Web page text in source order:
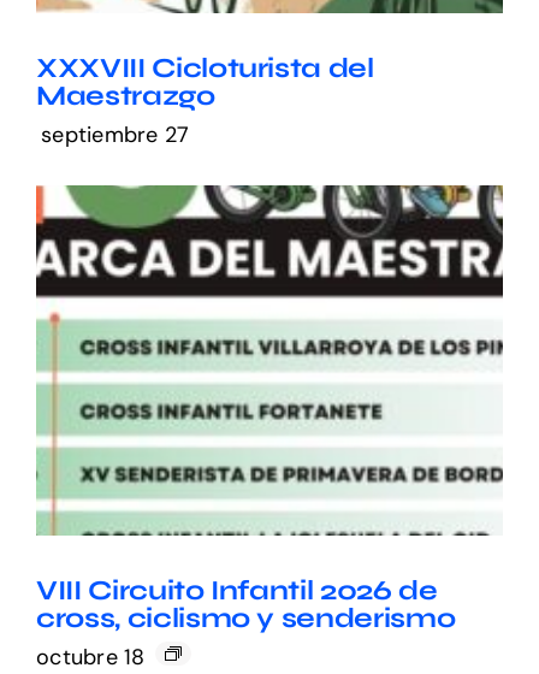
XXXVIII Cicloturista del
Maestrazgo
septiembre 27
VIII Circuito Infantil 2026 de
cross, ciclismo y senderismo
octubre 18